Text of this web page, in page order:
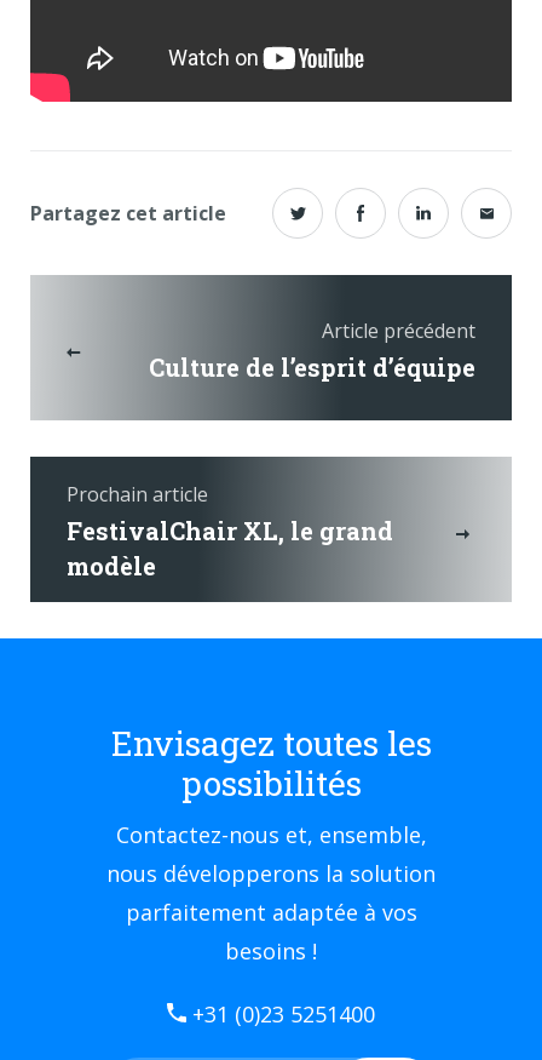
Partagez cet article
Article précédent
Culture de l’esprit d’équipe
Prochain article
FestivalChair XL, le grand
modèle
Envisagez toutes les
possibilités
Contactez-nous et, ensemble,
nous développerons la solution
parfaitement adaptée à vos
besoins !
+31 (0)23 5251400